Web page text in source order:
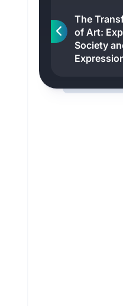
The
of Art:
Society